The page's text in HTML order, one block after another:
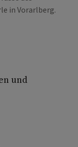
in Vorarlberg.
und